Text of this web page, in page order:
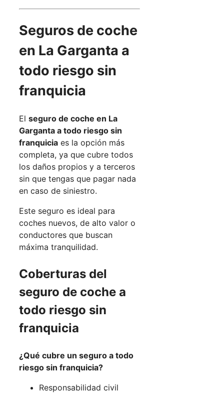
Seguros de coche
en La Garganta a
todo riesgo sin
franquicia
El seguro de coche en La
Garganta a todo riesgo sin
franquicia es la opción más
completa, ya que cubre todos
los daños propios y a terceros
sin que tengas que pagar nada
en caso de siniestro.
Este seguro es ideal para
coches nuevos, de alto valor o
conductores que buscan
máxima tranquilidad.
Coberturas del
seguro de coche a
todo riesgo sin
franquicia
¿Qué cubre un seguro a todo
riesgo sin franquicia?
Responsabilidad civil